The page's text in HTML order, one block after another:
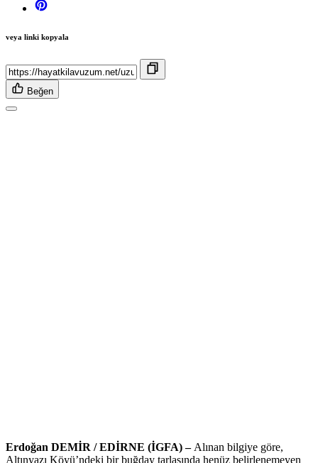
veya linki kopyala
Beğen
Erdoğan DEMİR / EDİRNE (İGFA) – Alınan bilgiye göre,
Altınyazı Köyü’ndeki bir buğday tarlasında henüz belirlenemeyen